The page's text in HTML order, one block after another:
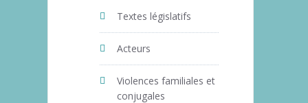
Textes législatifs
Acteurs
Violences familiales et
conjugales